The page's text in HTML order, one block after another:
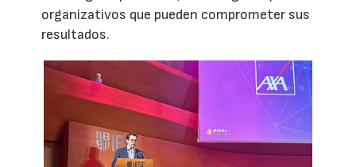
organizativos que pueden comprometer sus
resultados.